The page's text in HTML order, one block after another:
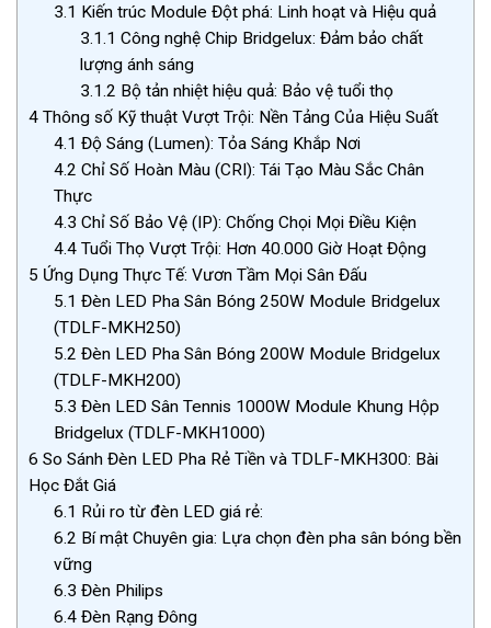
3.1 Kiến trúc Module Đột phá: Linh hoạt và Hiệu quả
3.1.1 Công nghệ Chip Bridgelux: Đảm bảo chất
lượng ánh sáng
3.1.2 Bộ tản nhiệt hiệu quả: Bảo vệ tuổi thọ
4 Thông số Kỹ thuật Vượt Trội: Nền Tảng Của Hiệu Suất
4.1 Độ Sáng (Lumen): Tỏa Sáng Khắp Nơi
4.2 Chỉ Số Hoàn Màu (CRI): Tái Tạo Màu Sắc Chân
Thực
4.3 Chỉ Số Bảo Vệ (IP): Chống Chọi Mọi Điều Kiện
4.4 Tuổi Thọ Vượt Trội: Hơn 40.000 Giờ Hoạt Động
5 Ứng Dụng Thực Tế: Vươn Tầm Mọi Sân Đấu
5.1 Đèn LED Pha Sân Bóng 250W Module Bridgelux
(TDLF-MKH250)
5.2 Đèn LED Pha Sân Bóng 200W Module Bridgelux
(TDLF-MKH200)
5.3 Đèn LED Sân Tennis 1000W Module Khung Hộp
Bridgelux (TDLF-MKH1000)
6 So Sánh Đèn LED Pha Rẻ Tiền và TDLF-MKH300: Bài
Học Đắt Giá
6.1 Rủi ro từ đèn LED giá rẻ:
6.2 Bí mật Chuyên gia: Lựa chọn đèn pha sân bóng bền
vững
6.3 Đèn Philips
6.4 Đèn Rạng Đông